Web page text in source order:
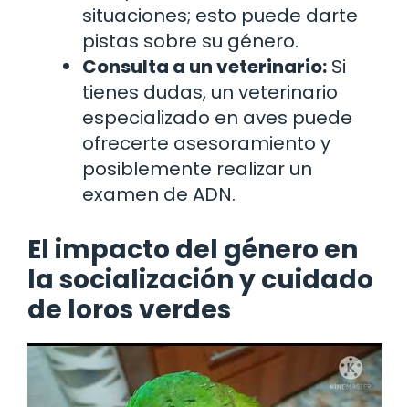
situaciones; esto puede darte
pistas sobre su género.
Consulta a un veterinario: Si
tienes dudas, un veterinario
especializado en aves puede
ofrecerte asesoramiento y
posiblemente realizar un
examen de ADN.
El impacto del género en
la socialización y cuidado
de loros verdes